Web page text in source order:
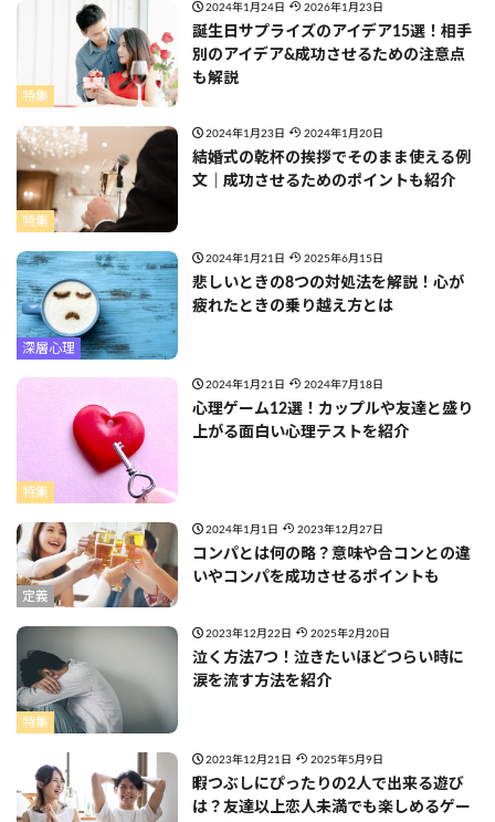
特集
2024年1月24日 2026年1月23日
誕生日サプライズのアイデア15選！相手
別のアイデア&成功させるための注意点
も解説
特集
2024年1月23日 2024年1月20日
結婚式の乾杯の挨拶でそのまま使える例
文｜成功させるためのポイントも紹介
深層心理
2024年1月21日 2025年6月15日
悲しいときの8つの対処法を解説！心が
疲れたときの乗り越え方とは
特集
2024年1月21日 2024年7月18日
心理ゲーム12選！カップルや友達と盛り
上がる面白い心理テストを紹介
定義
2024年1月1日 2023年12月27日
コンパとは何の略？意味や合コンとの違
いやコンパを成功させるポイントも
特集
2023年12月22日 2025年2月20日
泣く方法7つ！泣きたいほどつらい時に
涙を流す方法を紹介
2023年12月21日 2025年5月9日
暇つぶしにぴったりの2人で出来る遊び
は？友達以上恋人未満でも楽しめるゲー